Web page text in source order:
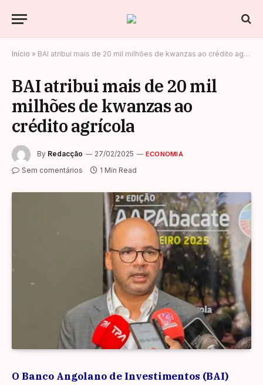
Início » BAI atribui mais de 20 mil milhões de kwanzas ao crédito agrícola
BAI atribui mais de 20 mil
milhões de kwanzas ao
crédito agrícola
By Redacção 27/02/2025 ECONOMIA
Sem comentários 1 Min Read
O Banco Angolano de Investimentos (BAI)